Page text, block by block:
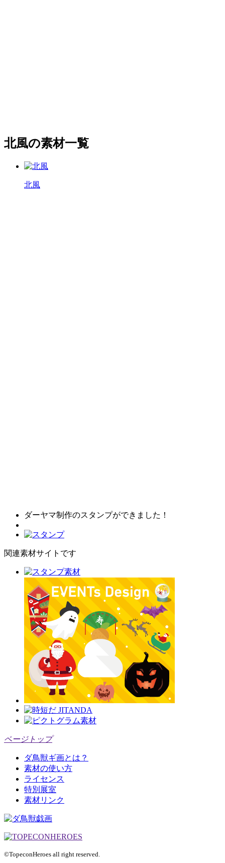
北風の素材一覧
北風
ダーヤマ制作のスタンプができました！
関連素材サイトです
ページトップ
ダ鳥獣ギ画とは？
素材の使い方
ライセンス
特別展室
素材リンク
©TopeconHeroes all right reserved.